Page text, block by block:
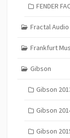
FENDER
Fractal
Frankfurt
Gibson
Gibson
Gibson
Gibson